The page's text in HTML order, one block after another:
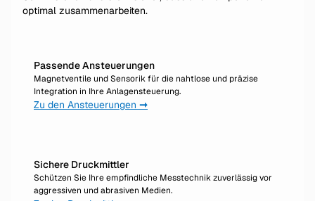
optimal zusammenarbeiten.
Passende Ansteuerungen
Magnetventile und Sensorik für die nahtlose und präzise
Integration in Ihre Anlagensteuerung.
Zu den Ansteuerungen ➞
Sichere Druckmittler
Schützen Sie Ihre empfindliche Messtechnik zuverlässig vor
aggressiven und abrasiven Medien.